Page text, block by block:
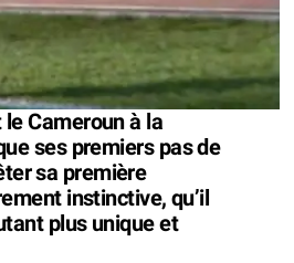
Cameroun à la
ses premiers pas de
sa première
instinctive, qu’il
plus unique et